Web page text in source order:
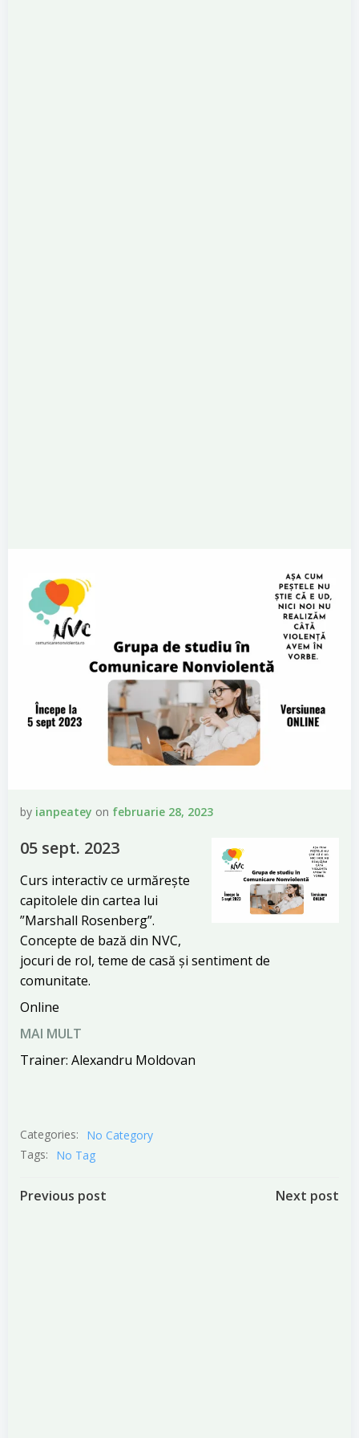
by ianpeatey on februarie 28, 2023
05 sept. 2023
Curs interactiv ce urmărește
capitolele din cartea lui
”Marshall Rosenberg”.
Concepte de bază din NVC,
jocuri de rol, teme de casă și sentiment de
comunitate.
Online
MAI MULT
Trainer: Alexandru Moldovan
Categories:
No Category
Tags:
No Tag
Post
Previous post Next post